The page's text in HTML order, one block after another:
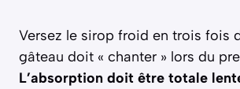
Versez le sirop froid en trois fois
gâteau doit « chanter » lors du
L’absorption doit être totale